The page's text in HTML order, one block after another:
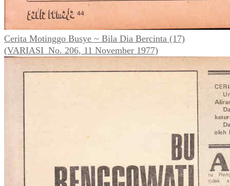
Cerita Motinggo Busye ~ Bila Dia Bercinta (17)
(VARIASI_No. 206, 11 November 1977)